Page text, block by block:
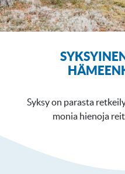
Syksy on parasta
monia hienoja